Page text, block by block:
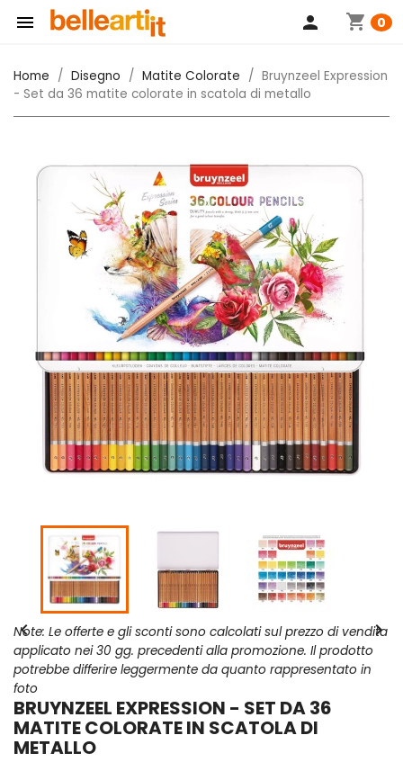
 shopping_cart 0
person
Home Disegno Matite Colorate
Bruynzeel Expression
- Set da 36 matite colorate in scatola di metallo
 
Note: Le offerte e gli sconti sono calcolati sul prezzo di vendita
applicato nei 30 gg. precedenti alla promozione. Il prodotto
potrebbe differire leggermente da quanto rappresentato in
foto
BRUYNZEEL EXPRESSION - SET DA 36
MATITE COLORATE IN SCATOLA DI
METALLO